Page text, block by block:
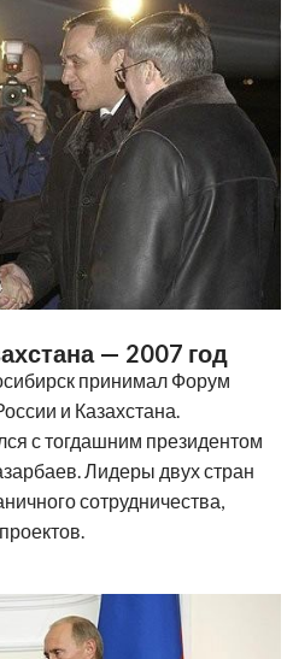
— 2007 год
принимал Форум
и Казахстана.
с тогдашним президентом
Лидеры двух стран
сотрудничества,